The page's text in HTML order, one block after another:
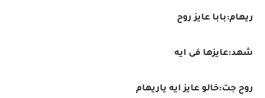
ريهام:بابا عايز روح
شهد:عايزها فى ايه
روح جت:خالو عايز ايه ياريهام